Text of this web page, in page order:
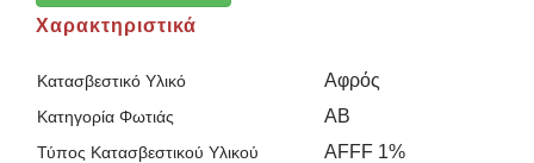
Χαρακτηριστικά
Κατασβεστικό Υλικό Αφρός
Κατηγορία Φωτιάς AB
Τύπος Κατασβεστικού Υλικού AFFF 1%